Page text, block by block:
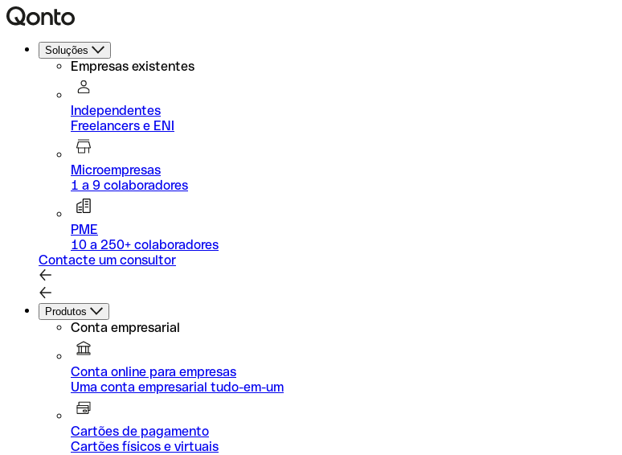
Soluções
Empresas existentes
Independentes
Freelancers e ENI
Microempresas
1 a 9 colaboradores
PME
10 a 250+ colaboradores
Contacte um consultor
Produtos
Conta empresarial
Conta online para empresas
Uma conta empresarial tudo-em-um
Cartões de pagamento
Cartões físicos e virtuais